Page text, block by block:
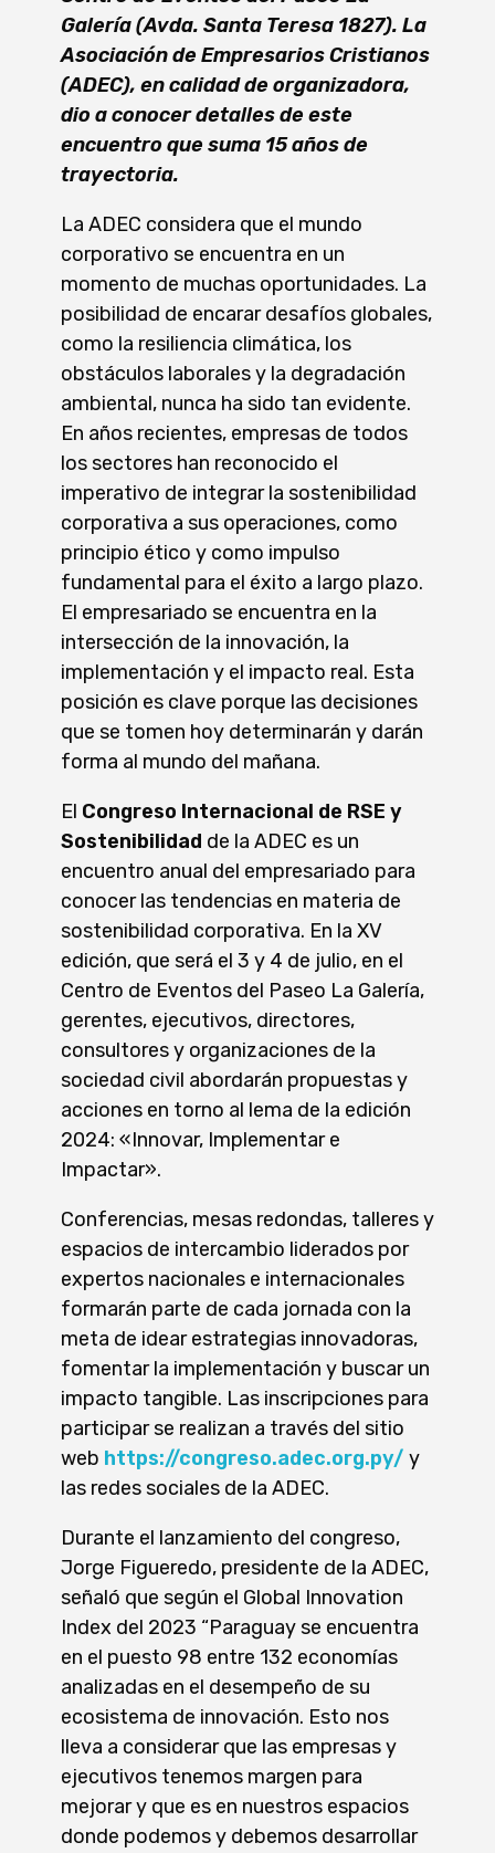
Galería (Avda. Santa Teresa 1827). La
Asociación de Empresarios Cristianos
(ADEC), en calidad de organizadora,
dio a conocer detalles de este
encuentro que suma 15 años de
trayectoria.
La ADEC considera que el mundo
corporativo se encuentra en un
momento de muchas oportunidades. La
posibilidad de encarar desafíos globales,
como la resiliencia climática, los
obstáculos laborales y la degradación
ambiental, nunca ha sido tan evidente.
En años recientes, empresas de todos
los sectores han reconocido el
imperativo de integrar la sostenibilidad
corporativa a sus operaciones, como
principio ético y como impulso
fundamental para el éxito a largo plazo.
El empresariado se encuentra en la
intersección de la innovación, la
implementación y el impacto real. Esta
posición es clave porque las decisiones
que se tomen hoy determinarán y darán
forma al mundo del mañana.
El Congreso Internacional de RSE y
Sostenibilidad de la ADEC es un
encuentro anual del empresariado para
conocer las tendencias en materia de
sostenibilidad corporativa. En la XV
edición, que será el 3 y 4 de julio, en el
Centro de Eventos del Paseo La Galería,
gerentes, ejecutivos, directores,
consultores y organizaciones de la
sociedad civil abordarán propuestas y
acciones en torno al lema de la edición
2024: «Innovar, Implementar e
Impactar».
Conferencias, mesas redondas, talleres y
espacios de intercambio liderados por
expertos nacionales e internacionales
formarán parte de cada jornada con la
meta de idear estrategias innovadoras,
fomentar la implementación y buscar un
impacto tangible. Las inscripciones para
participar se realizan a través del sitio
web https://congreso.adec.org.py/ y
las redes sociales de la ADEC.
Durante el lanzamiento del congreso,
Jorge Figueredo, presidente de la ADEC,
señaló que según el Global Innovation
Index del 2023 “Paraguay se encuentra
en el puesto 98 entre 132 economías
analizadas en el desempeño de su
ecosistema de innovación. Esto nos
lleva a considerar que las empresas y
ejecutivos tenemos margen para
mejorar y que es en nuestros espacios
donde podemos y debemos desarrollar